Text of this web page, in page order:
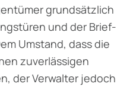
grundsätzlich
und der Brief­
Umstand, dass die
zuverlässigen
der Verwalter jedoch